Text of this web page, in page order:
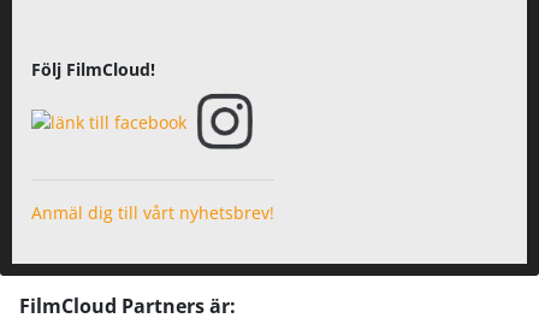
Följ FilmCloud!
Anmäl dig till vårt nyhetsbrev!
FilmCloud Partners är: